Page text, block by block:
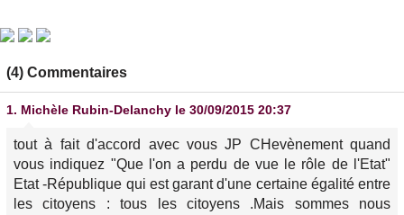
(4) Commentaires
1. Michèle Rubin-Delanchy le 30/09/2015 20:37
tout à fait d'accord avec vous JP CHevènement quand
vous indiquez "Que l'on a perdu de vue le rôle de l'Etat"
Etat -République qui est garant d'une certaine égalité entre
les citoyens : tous les citoyens .Mais sommes nous